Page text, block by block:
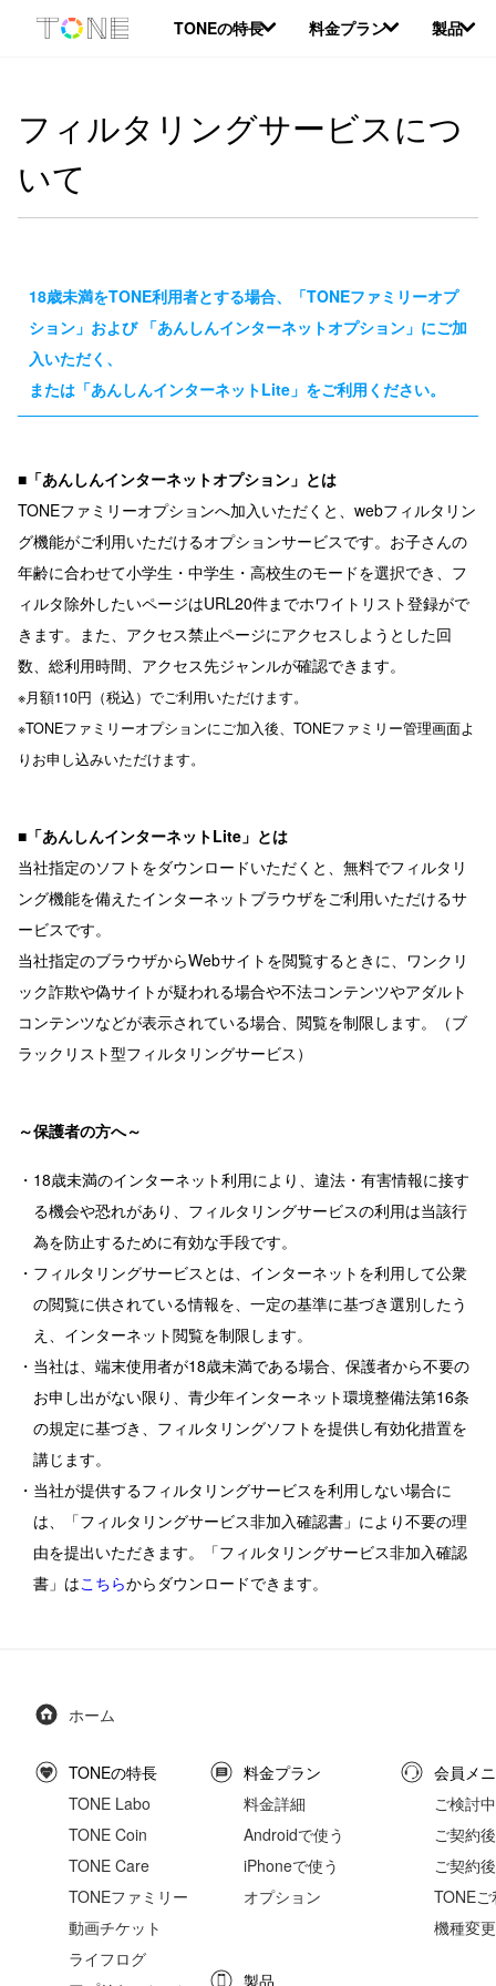
文
TONEの特長 料金プラン 製品
フィルタリングサービスにつ
いて
18歳未満をTONE利用者とする場合、「TONEファミリーオプ
ション」および「あんしんインターネットオプション」にご加
入いただく、
または「あんしんインターネットLite」をご利用ください。
■「あんしんインターネットオプション」とは
TONEファミリーオプションへ加入いただくと、webフィルタリン
グ機能がご利用いただけるオプションサービスです。お子さんの
年齢に合わせて小学生・中学生・高校生のモードを選択でき、フ
ィルタ除外したいページはURL20件までホワイトリスト登録がで
きます。また、アクセス禁止ページにアクセスしようとした回
数、総利用時間、アクセス先ジャンルが確認できます。
※月額110円（税込）でご利用いただけます。
※TONEファミリーオプションにご加入後、TONEファミリー管理画面よ
りお申し込みいただけます。
■「あんしんインターネットLite」とは
当社指定のソフトをダウンロードいただくと、無料でフィルタリ
ング機能を備えたインターネットブラウザをご利用いただけるサ
ービスです。
当社指定のブラウザからWebサイトを閲覧するときに、ワンクリ
ック詐欺や偽サイトが疑われる場合や不法コンテンツやアダルト
コンテンツなどが表示されている場合、閲覧を制限します。（ブ
ラックリスト型フィルタリングサービス）
～保護者の方へ～
・18歳未満のインターネット利用により、違法・有害情報に接す
る機会や恐れがあり、フィルタリングサービスの利用は当該行
為を防止するために有効な手段です。
・フィルタリングサービスとは、インターネットを利用して公衆
の閲覧に供されている情報を、一定の基準に基づき選別したう
え、インターネット閲覧を制限します。
・当社は、端末使用者が18歳未満である場合、保護者から不要の
お申し出がない限り、青少年インターネット環境整備法第16条
の規定に基づき、フィルタリングソフトを提供し有効化措置を
講じます。
・当社が提供するフィルタリングサービスを利用しない場合に
は、「フィルタリングサービス非加入確認書」により不要の理
由を提出いただきます。「フィルタリングサービス非加入確認
書」はこちらからダウンロードできます。
ホーム
TONEの特長
TONE Labo
TONE Coin
TONE Care
TONEファミリー
動画チケット
ライフログ
料金プラン
料金詳細
Androidで使う
iPhoneで使う
オプション
製品
会員メ
ご検討
ご契約
ご契約
TONE
機種変